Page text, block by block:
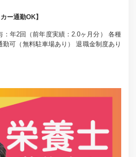
ー通勤OK】
年2回（前年度実績：2.0ヶ月分） 各種
可（無料駐車場あり） 退職金制度あり